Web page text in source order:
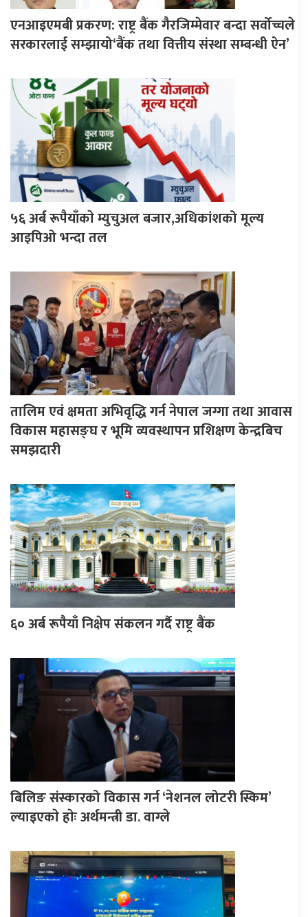
एनआइएमबी प्रकरण: राष्ट्र बैंक गैरजिम्मेवार बन्दा सर्वोच्चले
सरकारलाई सम्झायो‘बैंक तथा वित्तीय संस्था सम्बन्धी ऐन’
५६ अर्ब रूपैयाँकाे म्युचुअल बजार,अधिकांशको मूल्य
आइपिओ भन्दा तल
तालिम एवं क्षमता अभिवृद्धि गर्न नेपाल जग्गा तथा आवास
विकास महासङ्घ र भूमि व्यवस्थापन प्रशिक्षण केन्द्रबिच
समझदारी
६० अर्ब रूपैयाँ निक्षेप संकलन गर्दै राष्ट्र बैंक
बिलिङ संस्कारको विकास गर्न ‘नेशनल लोटरी स्किम’
ल्याइएकाे हाेः अर्थमन्त्री डा. वाग्ले